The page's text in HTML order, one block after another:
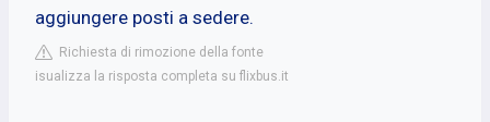
aggiungere posti a sedere.
Richiesta di rimozione della fonte
isualizza la risposta completa su flixbus.it